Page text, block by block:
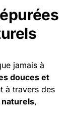
jamais à
douces et
à travers des
,